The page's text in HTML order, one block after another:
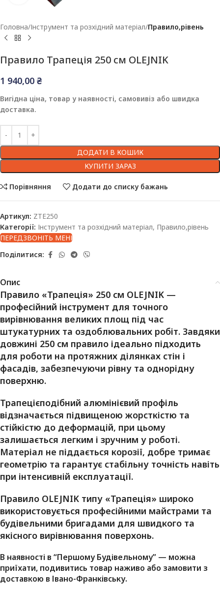
Головна Інструмент та розхідний матеріал Правило,рівень
Правило Трапеція 250 см OLEJNIK
1 940,00 ₴
Вигідна ціна, товар у наявності, самовивіз або швидка
доставка.
ДОДАТИ В КОШИК
КУПИТИ ЗАРАЗ
Порівняння Додати до списку бажань
Артикул: ZTE250
Категорії: Інструмент та розхідний матеріал, Правило,рівень
ПЕРЕДЗВОНІТЬ МЕНІ
Поділитися:
Опис
Правило «Трапеція» 250 см OLEJNIK —
професійний інструмент для точного
вирівнювання великих площ під час
штукатурних та оздоблювальних робіт. Завдяки
довжині 250 см правило ідеально підходить
для роботи на протяжних ділянках стін і
фасадів, забезпечуючи рівну та однорідну
поверхню.
Трапецієподібний алюмінієвий профіль
відзначається підвищеною жорсткістю та
стійкістю до деформацій, при цьому
залишається легким і зручним у роботі.
Матеріал не піддається корозії, добре тримає
геометрію та гарантує стабільну точність навіть
при інтенсивній експлуатації.
Правило OLEJNIK типу «Трапеція» широко
використовується професійними майстрами та
будівельними бригадами для швидкого та
якісного вирівнювання поверхонь.
В наявності в “Першому Будівельному” — можна
приїхати, подивитись товар наживо або замовити з
доставкою в Івано-Франківську.